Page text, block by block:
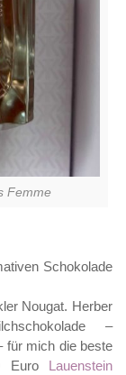
Femme
Schokolade
Nougat. Herber
–
für mich die beste
Euro Lauenstein